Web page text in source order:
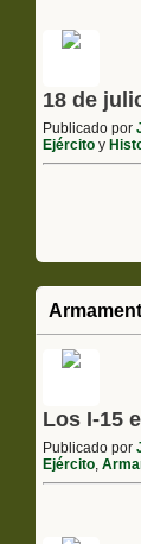
18 de
Publicado por
Ejército y
Los I-15
Publicado por
Ejército,